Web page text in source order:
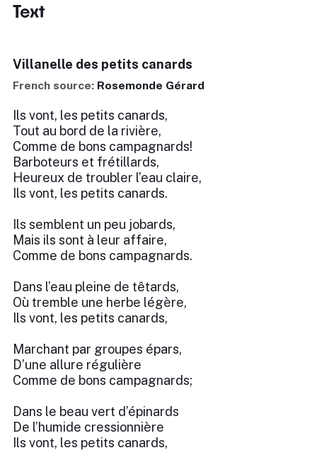
Text
Villanelle des petits canards
French source: Rosemonde Gérard
Ils vont, les petits canards,
Tout au bord de la rivière,
Comme de bons campagnards!
Barboteurs et frétillards,
Heureux de troubler l’eau claire,
Ils vont, les petits canards.
Ils semblent un peu jobards,
Mais ils sont à leur affaire,
Comme de bons campagnards.
Dans l’eau pleine de têtards,
Où tremble une herbe légère,
Ils vont, les petits canards,
Marchant par groupes épars,
D’une allure régulière
Comme de bons campagnards;
Dans le beau vert d’épinards
De l’humide cressionnière
Ils vont, les petits canards,